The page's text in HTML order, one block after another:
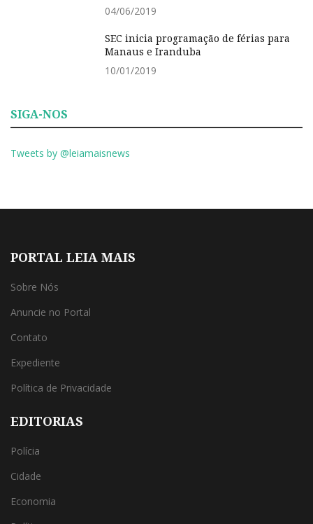
04/06/2019
SEC inicia programação de férias para
Manaus e Iranduba
10/01/2019
SIGA-NOS
Tweets by @leiamaisnews
PORTAL LEIA MAIS
Sobre Nós
Anuncie no Portal
Contato
Expediente
Política de Privacidade
EDITORIAS
Polícia
Cidade
Economia